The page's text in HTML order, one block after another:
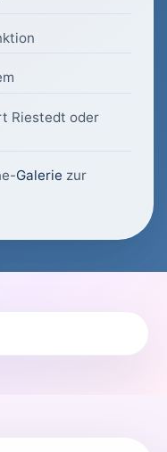
Riestedt oder
Galerie zur